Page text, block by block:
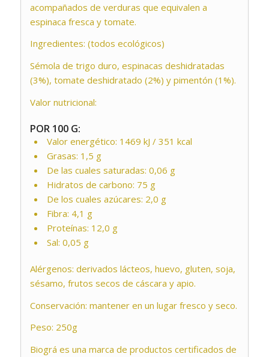
acompañados de verduras que equivalen a
espinaca fresca y tomate.
Ingredientes: (todos ecológicos)
Sémola de trigo duro, espinacas deshidratadas
(3%), tomate deshidratado (2%) y pimentón (1%).
Valor nutricional:
POR 100 G:
Valor energético: 1469 kJ / 351 kcal
Grasas: 1,5 g
De las cuales saturadas: 0,06 g
Hidratos de carbono: 75 g
De los cuales azúcares: 2,0 g
Fibra: 4,1 g
Proteínas: 12,0 g
Sal: 0,05 g
Alérgenos: derivados lácteos, huevo, gluten, soja,
sésamo, frutos secos de cáscara y apio.
Conservación: mantener en un lugar fresco y seco.
Peso: 250g
Biográ es una marca de productos certificados de